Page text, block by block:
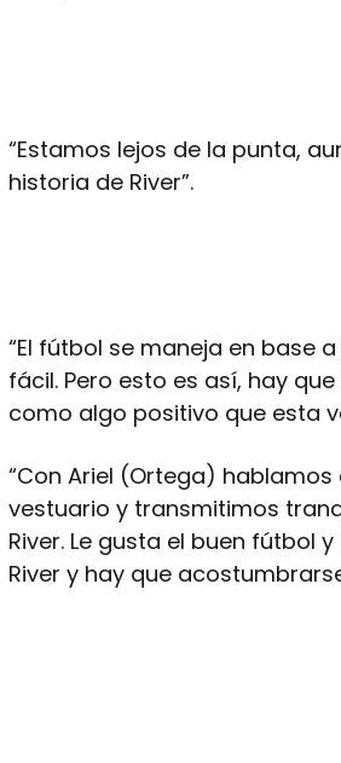
“Estamos lejos de la punta,
historia de River”.
“El fútbol se maneja en base
fácil. Pero esto es así, hay
como algo positivo que esta
“Con Ariel (Ortega)
vestuario y transmitimos
River. Le gusta el buen fútbol
River y hay que